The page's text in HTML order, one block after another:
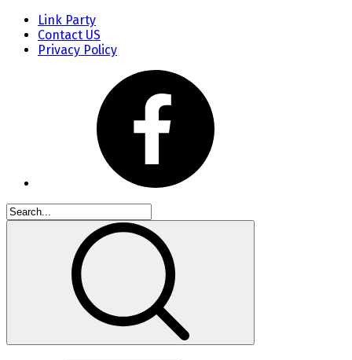
Link Party
Contact US
Privacy Policy